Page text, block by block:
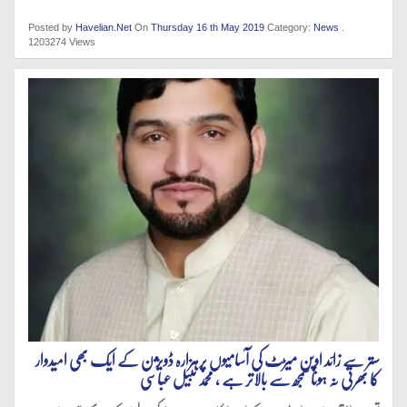
Posted by Havelian.Net On Thursday 16 th May 2019 Category: News
1203274 Views
ستر سے زائد اوپن میڑٹ کی آسامیوں پرہزارہ ڈویژن کے ایک بھی امیدوار
کا بھرتی نہ ہونا سمجھ سے بالاتر ہے ، محمد نبیل عباسی